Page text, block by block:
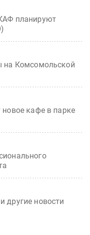
планируют
на Комсомольской
кафе в парке
другие новости